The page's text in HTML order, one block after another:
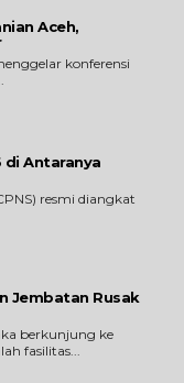
Aceh,
konferensi
di Antaranya
resmi diangkat
Jembatan Rusak
berkunjung ke
fasilitas...